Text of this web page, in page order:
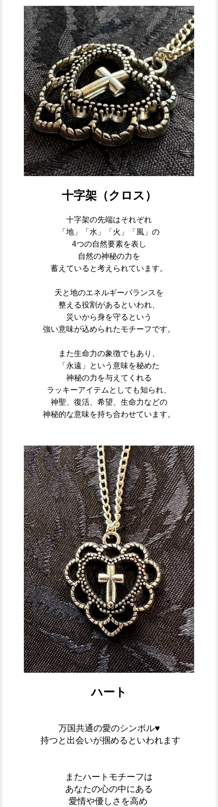
十字架（クロス）
十字架の先端はそれぞれ
「地」「水」「火」「風」の
4つの自然要素を表し
自然の神秘の力を
蓄えていると考えられています。
天と地のエネルギーバランスを
整える役割があるといわれ、
災いから身を守るという
強い意味が込められたモチーフです。
また生命力の象徴でもあり、
「永遠」という意味を秘めた
神秘の力を与えてくれる
ラッキーアイテムとしても知られ、
神聖、復活、希望、生命力などの
神秘的な意味を持ち合わせています。
ハート
万国共通の愛のシンボル♥
持つと 出会いが掴めると いわれます
またハートモチーフは
あなたの心の中にある
愛情や優しさを高め